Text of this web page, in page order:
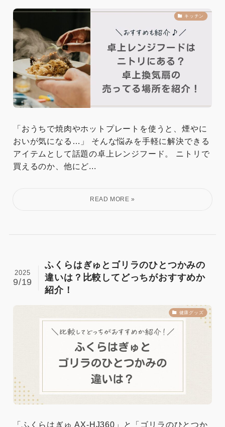
キッチン
「おうちで焼肉やホットプレートを使うと、煙やに
おいが気になる…」 そんな悩みを手軽に解決できる
アイテムとして話題の卓上レンジフード。 ニトリで
買えるのか、他にど...
ふくらはぎゅとゴリラのひとつかみの
違いは？比較してどっちがおすすめか
紹介！
2025
9/19
健康グッズ
「ふくらはぎゅ AX‑HJ360」と「ゴリラのひとつか